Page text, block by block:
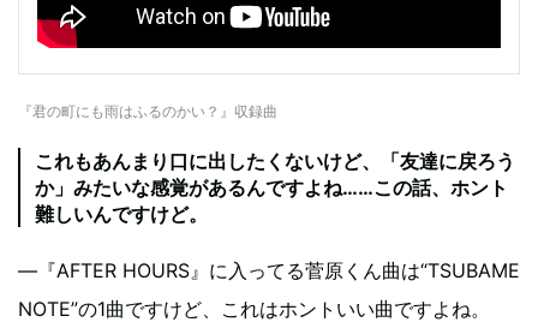
『君の町にも雨はふるのかい？』収録曲
これもあんまり口に出したくないけど、「友達に戻ろう
か」みたいな感覚があるんですよね……この話、ホント
難しいんですけど。
―『AFTER HOURS』に入ってる菅原くん曲は“TSUBAME
NOTE”の1曲ですけど、これはホントいい曲ですよね。